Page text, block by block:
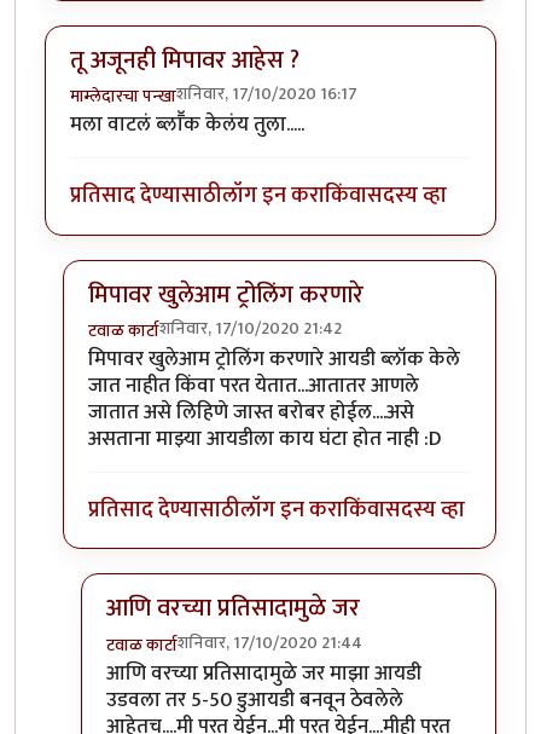
तू अजूनही मिपावर आहेस ?
माम्लेदारचा पन्खाशनिवार, 17/10/2020 16:17
मला वाटलं ब्लाॕक केलंय तुला.....
प्रतिसाद देण्यासाठीलॉग इन कराकिंवासदस्य व्हा
मिपावर खुलेआम ट्रोलिंग करणारे
टवाळ कार्टाशनिवार, 17/10/2020 21:42
In reply toतू अजूनही मिपावर आहेस ?byमाम्लेदारचा पन्खा
मिपावर खुलेआम ट्रोलिंग करणारे आयडी ब्लॉक केले
जात नाहीत किंवा परत येतात...आतातर आणले
जातात असे लिहिणे जास्त बरोबर होईल....असे
असताना माझ्या आयडीला काय घंटा होत नाही :D
प्रतिसाद देण्यासाठीलॉग इन कराकिंवासदस्य व्हा
आणि वरच्या प्रतिसादामुळे जर
टवाळ कार्टाशनिवार, 17/10/2020 21:44
In reply toमिपावर खुलेआम ट्रोलिंग करणारे
आणि वरच्या प्रतिसादामुळे जर माझा आयडी
उडवला तर 5-50 डुआयडी बनवून ठेवलेले
आहेतच....मी परत येईन...मी परत येईन....मीही परत